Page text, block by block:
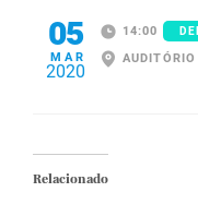
05
MAR
2020
14:00
Relacionado